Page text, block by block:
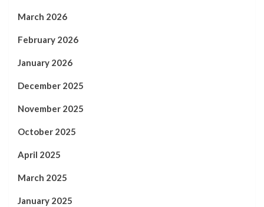
March 2026
February 2026
January 2026
December 2025
November 2025
October 2025
April 2025
March 2025
January 2025